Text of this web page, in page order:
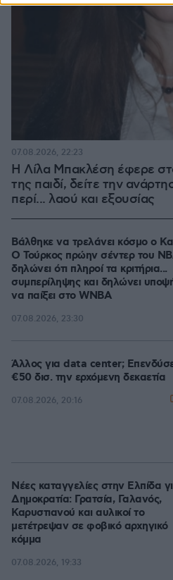
Η Λίλα Μπακλέση έφερε
της παιδί, δείτε την
περί... λαού και εξουσίας
07.08.2026, 22:23
Βάλθηκε να τρελάνει κόσμο ο
Ο Τούρκος πρώην σέντερ του
δηλώνει ότι πληροί τα κριτήρια...
συμπερίληψης και δηλώνει
να παίξει στο WNBA
07.08.2026, 23:30
Άλλος για data center;
€50 δισ. την ερχόμενη δεκαετία
07.08.2026, 20:16
Νέες καταγγελίες στην Ελπίδα
Δημοκρατία: Γρατσία, Γαλανός,
Καρυστιανού και αυλικοί το
μετέτρεψαν σε φοβικό αρχηγικό
κόμμα
07.08.2026, 19:33